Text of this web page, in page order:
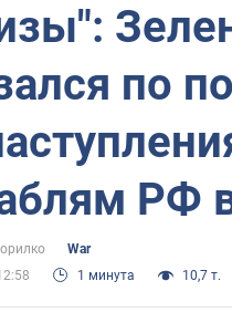
по
РФ
War
1 минута 10,7 т.